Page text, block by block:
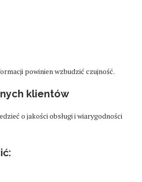
powinien wzbudzić czujność.
klientów
o jakości obsługi i wiarygodności